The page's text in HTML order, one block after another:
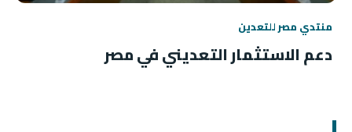
منتدي مصر للتعدين
دعم الاستثمار التعديني في مصر